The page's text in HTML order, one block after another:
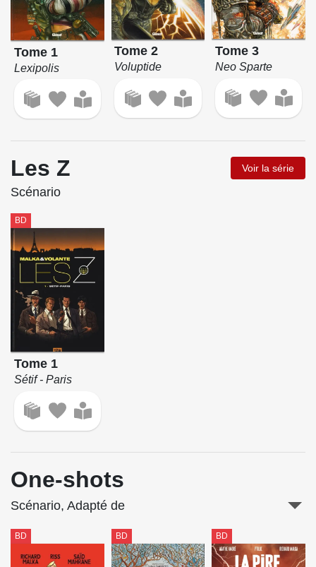
Tome 1
Lexipolis
Tome 2
Voluptide
Tome 3
Neo Sparte
Les Z Voir la série
Scénario
BD
Tome 1
Sétif - Paris
One-shots
Scénario, Adapté de
BD BD BD